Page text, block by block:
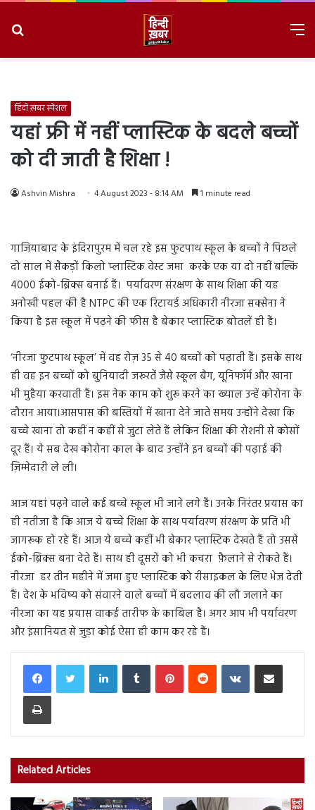
हिंदी ख़बर स्पेशल
यहां फ्री में नहीं प्लास्टिक के बदले बच्चों
को दी जाती है शिक्षा !
Ashvin Mishra 4 August 2023 - 8:14 AM 1 minute read
गाजियाबाद के इंदिरापुरम में चल रहे इस फुटपाथ स्कूल के बच्चों ने पिछले
दो साल में सैकड़ों किलो प्लास्टिक वेस्ट जमा करके एक या दो नहीं बल्कि
4000 ईको-ब्रिक्स बनाई हैं। पर्यावरण संरक्षण के साथ शिक्षा की यह
अनोखी पहल की है NTPC की एक रिटायर्ड अधिकारी नीरजा सक्सेना ने
किया है इस स्कूल में पढ़ने की फीस है बेकार प्लास्टिक बोतलें ही हैं।
‘नीरजा फुटपाथ स्कूल’ में वह रोज़ 35 से 40 बच्चों को पढ़ाती हैं। इसके साथ
ही वह इन बच्चों को बुनियादी जरूरतें जैसे स्कूल बैग, यूनिफॉर्म और खाना
भी मुहैया करवाती हैं। इस नेक काम को शुरू करने का ख्याल उन्हें कोरोना के
दौरान आया।आसपास की बस्तियों में खाना देने जाते समय उन्होंने देखा कि
बच्चे खाना तो कहीं न कहीं से जुटा लेते हैं लेकिन शिक्षा की रोशनी से कोसों
दूर हैं। ये सब देख कोरोना काल के बाद उन्होंने इन बच्चों की पढ़ाई की
ज़िम्मेदारी ले ली।
आज यहां पढ़ने वाले कई बच्चे स्कूल भी जाने लगे हैं। उनके निरंतर प्रयास का
ही नतीजा है कि आज ये बच्चे शिक्षा के साथ पर्यावरण संरक्षण के प्रति भी
जागरूक हो रहे हैं। आज ये बच्चे कहीं भी बेकार प्लास्टिक देखते हैं तो उससे
ईको-ब्रिक्स बना देते हैं। साथ ही दूसरों को भी कचरा फ़ैलाने से रोकते हैं।
नीरजा हर तीन महीने में जमा हुए प्लास्टिक को रीसाइकल के लिए भेज देती
हैं। देश के भविष्य को संवारने वाले बच्चों में बदलाव की लौ जलाने का
नीरजा का यह प्रयास वाकई तारीफ के काबिल है। अगर आप भी पर्यावरण
और इंसानियत से जुड़ा कोई ऐसा ही काम कर रहे हैं।
LinkedInTumblr PinterestReddit VKontakteShare via Email
Print
Related Articles